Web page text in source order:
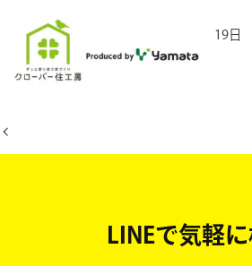
2026年5月19日
LINEで気軽